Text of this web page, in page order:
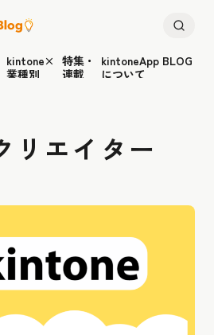
kintone×
業種別
特集・
連載
kintoneApp BLOG
について
リエイター